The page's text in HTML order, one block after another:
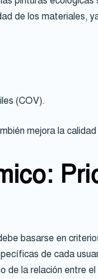
de los materiales,
(COV).
mejora la
basarse en
de cada
la relación entre el